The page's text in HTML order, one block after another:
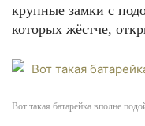
крупные замки с
которых жёстче,
Вот такая батарейка вполне